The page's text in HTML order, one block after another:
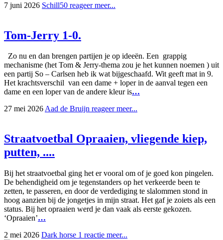
7 juni 2026 Schill50 reageermeer...
Tom-Jerry 1-0.
Zo nu en dan brengen partijen je op ideeën. Een grappig
mechanisme (het Tom & Jerry-thema zou je het kunnen noemen ) uit
een partij So – Carlsen heb ik wat bijgeschaafd. Wit geeft mat in 9.
Het krachtsverschil van een dame + loper in de aanval tegen een
dame en een loper van de andere kleur is…
27 mei 2026Aad de Bruijn reageermeer...
Straatvoetbal Opraaien, vliegende kiep,
putten, ....
Bij het straatvoetbal ging het er vooral om of je goed kon pingelen.
De behendigheid om je tegenstanders op het verkeerde been te
zetten, te passeren, en door de verdediging te slalommen stond in
hoog aanzien bij de jongetjes in mijn straat. Het gaf je zoiets als een
status. Bij het opraaien werd je dan vaak als eerste gekozen.
‘Opraaien’…
2 mei 2026 Dark horse 1 reactie meer...